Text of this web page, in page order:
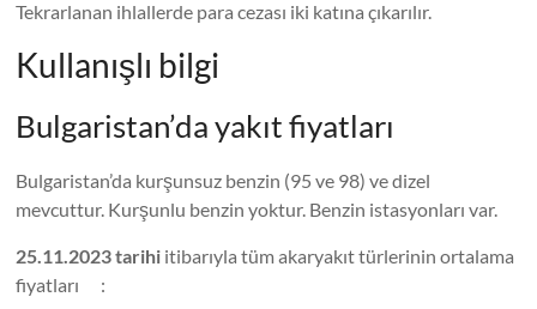
Tekrarlanan ihlallerde para cezası iki katına çıkarılır.
Kullanışlı bilgi
Bulgaristan’da yakıt fiyatları
Bulgaristan’da kurşunsuz benzin (95 ve 98) ve dizel
mevcuttur. Kurşunlu benzin yoktur. Benzin istasyonları var.
25.11.2023 tarihi itibarıyla tüm akaryakıt türlerinin ortalama
fiyatları :